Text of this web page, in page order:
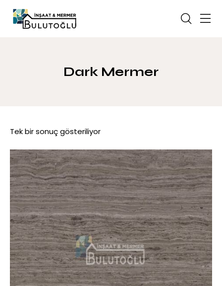
Dark Mermer
Tek bir sonuç gösteriliyor